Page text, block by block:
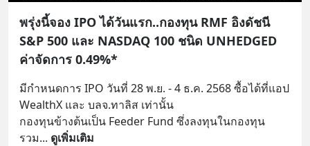
พรุ่งนี้จอง IPO ได้วันแรก..กองทุน RMF อิงดัชนี
S&P 500 และ NASDAQ 100 ชนิด UNHEDGED
ค่าจัดการ 0.49%*
มีกำหนดการ IPO วันที่ 28 พ.ย. - 4 ธ.ค. 2568 ซื้อได้ที่แอป
WealthX และ บลจ.ทาลิส เท่านั้น
กองทุนข้างต้นเป็น Feeder Fund ซึ่งลงทุนในกองทุน
รวม... ดูเพิ่มเติม